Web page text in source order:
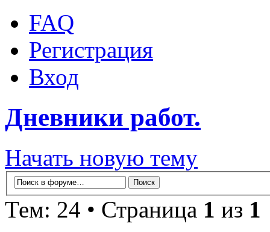
FAQ
Регистрация
Вход
Дневники работ.
Начать новую тему
Тем: 24 • Страница 1 из 1